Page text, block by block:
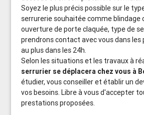
Soyez le plus précis possible sur le
serrurerie souhaitée comme blindage
ouverture de porte claquée, type de
prendrons contact avec vous dans les
au plus dans les 24h.
Selon les situations et les travaux à
serrurier se déplacera chez vous à
étudier, vous conseiller et établir un
vos besoins. Libre à vous d'accepter
prestations proposées.